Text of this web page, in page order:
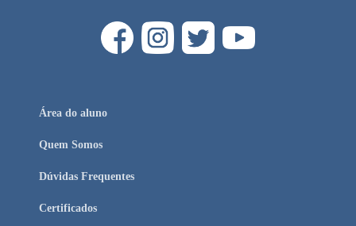
Área do aluno
Quem Somos
Dúvidas Frequentes
Certificados